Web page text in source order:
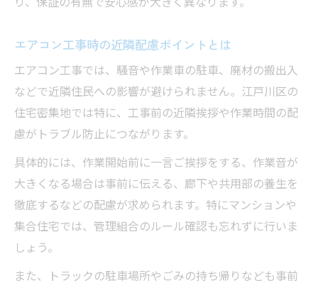
エアコン工事時の近隣配慮ポイントとは
エアコン工事では、騒音や作業車の駐車、廃材の搬出入
などで近隣住民への影響が避けられません。江戸川区の
住宅密集地では特に、工事前の近隣挨拶や作業時間の配
慮がトラブル防止につながります。
具体的には、作業開始前に一言ご挨拶をする、作業音が
大きくなる場合は事前に伝える、廊下や共用部の養生を
徹底するなどの配慮が求められます。特にマンションや
集合住宅では、管理組合のルール確認も忘れずに行いま
しょう。
また、トラックの駐車場所やごみの持ち帰りなども事前